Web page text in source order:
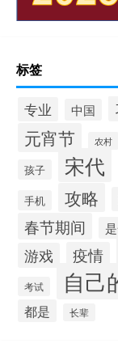
标签
专业 中国
元宵节 农村
孩子 宋代
手机 攻略
春节期间
游戏 疫情
考试
自己
都是 长辈